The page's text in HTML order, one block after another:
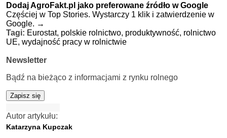
Dodaj AgroFakt.pl jako preferowane źródło w Google
Częściej w Top Stories. Wystarczy 1 klik i zatwierdzenie w
Google. →
Tagi: Eurostat, polskie rolnictwo, produktywność, rolnictwo
UE, wydajność pracy w rolnictwie
Newsletter
Bądź na bieżąco z informacjami z rynku rolnego
Zapisz się
Autor artykułu:
Katarzyna Kupczak